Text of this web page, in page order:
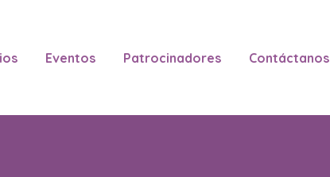
Eventos Patrocinadores Contáctanos